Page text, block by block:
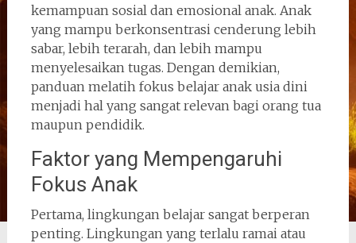
kemampuan sosial dan emosional anak. Anak
yang mampu berkonsentrasi cenderung lebih
sabar, lebih terarah, dan lebih mampu
menyelesaikan tugas. Dengan demikian,
panduan melatih fokus belajar anak usia dini
menjadi hal yang sangat relevan bagi orang tua
maupun pendidik.
Faktor yang Mempengaruhi
Fokus Anak
Pertama, lingkungan belajar sangat berperan
penting. Lingkungan yang terlalu ramai atau